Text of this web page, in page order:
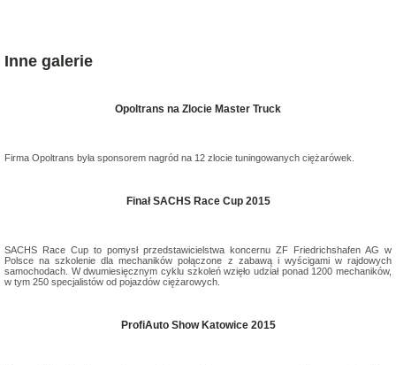
Inne galerie
Opoltrans na Zlocie Master Truck
Firma Opoltrans była sponsorem nagród na 12 zlocie tuningowanych ciężarówek.
Finał SACHS Race Cup 2015
SACHS Race Cup to pomysł przedstawicielstwa koncernu ZF Friedrichshafen AG w
Polsce na szkolenie dla mechaników połączone z zabawą i wyścigami w rajdowych
samochodach. W dwumiesięcznym cyklu szkoleń wzięło udział ponad 1200 mechaników,
w tym 250 specjalistów od pojazdów ciężarowych.
ProfiAuto Show Katowice 2015